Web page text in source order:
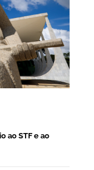
ao STF e ao